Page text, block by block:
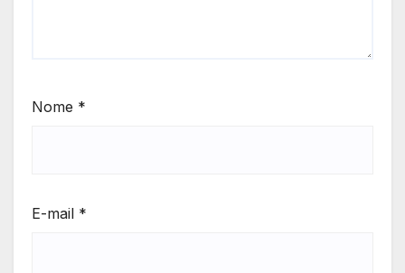
Nome *
E-mail *